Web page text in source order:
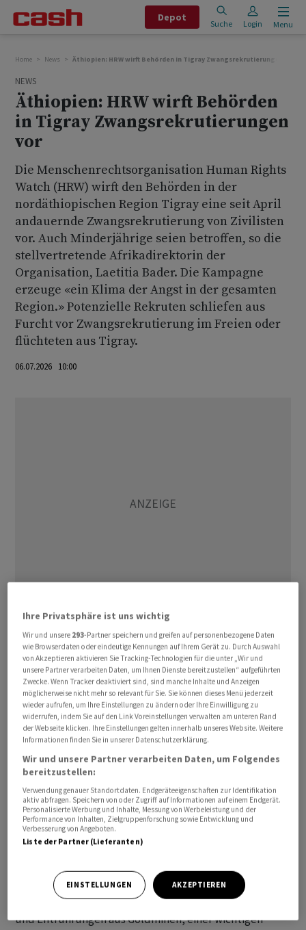
Depot
Suche Login Menu
Home News Äthiopien: HRW wirft Behörden in Tigray Zwangsrekrutierungen vor
NEWS
Äthiopien: HRW wirft Behörden
in Tigray Zwangsrekrutierungen
vor
Die Menschenrechtsorganisation Human Rights
Watch (HRW) wirft den Behörden in der
nordäthiopischen Region Tigray eine seit April
andauernde Zwangsrekrutierung von Zivilisten
vor. Auch Minderjährige seien betroffen, so die
stellvertretende Afrikadirektorin der
Organisation, Laetitia Bader. Die Kampagne
erzeuge «ein Klima der Angst in der gesamten
Region.» Potenzielle Rekruten schliefen aus
Furcht vor Zwangsrekrutierung im Freien oder
flüchteten aus Tigray.
06.07.2026 10:00
In den vergangenen Monaten ist es erneut zu
Spannungen zwischen der äthiopischen
Zentralregierung und der wichtigsten politischen Partei
Tigrays, der Volksbefreiungsfront von Tigray (TPLF),
gekommen. Die beiden Seiten kämpften während eines
blutigen Bürgerkriegs von 2020 bis 2022 gegeneinander,
der Ende 2022 mit einem Waffenstillstand endete. In
Menschenrechtsverbrechen. Nun schüren die
Konflikt am Horn von Afrika.
Bewohner in Städten und Gemeinden berichteten laut
Human Rights Watch, dass Beamte und Streitkräfte in
Tigray ehemalige Kämpfer, andere Männer und Jungen
auf der Strasse, in Büros und bei nächtlichen
Hausdurchsuchungen entführten. Es seien auch Razzien
und Entführungen aus Goldminen, einer wichtigen
Ihre Privatsphäre ist uns wichtig
Wir und unsere 293-Partner speichern und greifen auf personenbezogene Daten
wie Browserdaten oder eindeutige Kennungen auf Ihrem Gerät zu. Durch Auswahl
von Akzeptieren aktivieren Sie Tracking-Technologien für die unter „Wir und
unsere Partner verarbeiten Daten, um Ihnen Dienste bereitzustellen“ aufgeführten
Zwecke. Wenn Tracker deaktiviert sind, sind manche Inhalte und Anzeigen
möglicherweise nicht mehr so relevant für Sie. Sie können dieses Menü jederzeit
wieder aufrufen, um Ihre Einstellungen zu ändern oder Ihre Einwilligung zu
widerrufen, indem Sie auf den Link Voreinstellungen verwalten am unteren Rand
der Webseite klicken. Ihre Einstellungen gelten innerhalb unseres Website. Weitere
Informationen finden Sie in unserer Datenschutzerklärung.
Wir und unsere Partner verarbeiten Daten, um Folgendes
bereitzustellen:
Verwendung genauer Standortdaten. Endgeräteeigenschaften zur Identifikation
aktiv abfragen. Speichern von oder Zugriff auf Informationen auf einem Endgerät.
Personalisierte Werbung und Inhalte, Messung von Werbeleistung und der
Performance von Inhalten, Zielgruppenforschung sowie Entwicklung und
Verbesserung von Angeboten.
Liste der Partner (Lieferanten)
EINSTELLUNGEN AKZEPTIEREN